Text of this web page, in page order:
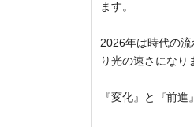
ます。
2026年は時代の
り光の速さになり
『変化』と『前進』